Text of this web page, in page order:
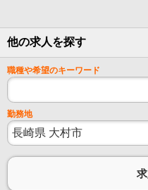
他の求人を探す
職種や希望のキーワード
勤務地